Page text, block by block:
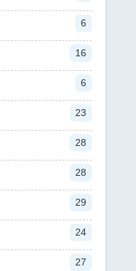
6
16
6
23
28
28
29
24
27